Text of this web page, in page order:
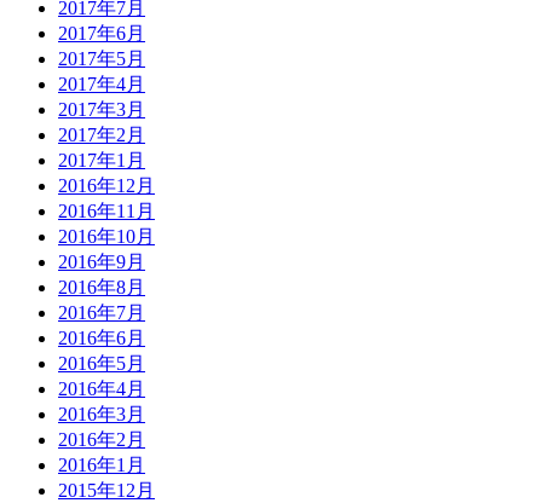
2017年7月
2017年6月
2017年5月
2017年4月
2017年3月
2017年2月
2017年1月
2016年12月
2016年11月
2016年10月
2016年9月
2016年8月
2016年7月
2016年6月
2016年5月
2016年4月
2016年3月
2016年2月
2016年1月
2015年12月